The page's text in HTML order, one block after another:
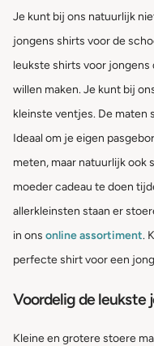
Je kunt bij ons natuurlijk
jongens shirts voor de
leukste shirts voor jongens
willen maken. Je kunt bij
kleinste ventjes. De maten
Ideaal om je eigen
meten, maar natuurlijk ook
moeder cadeau te doen
allerkleinsten staan er
in ons online assortiment.
perfecte shirt voor een
Voordelig de leukste
Kleine en grotere stoere